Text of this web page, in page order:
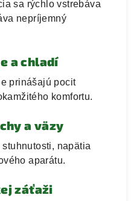
sa rýchlo vstrebáva
nepríjemný
a chladí
prinášajú pocit
komfortu.
a väzy
stuhnutosti, napätia
aparátu.
záťaži